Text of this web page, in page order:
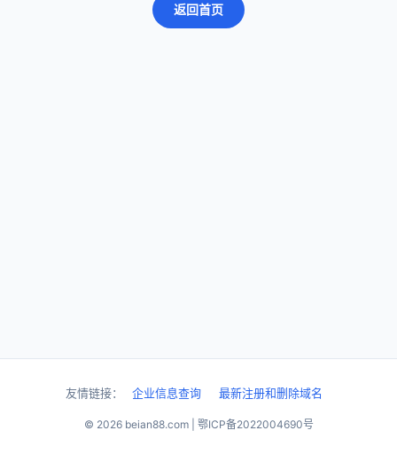
返回首页
友情链接： 企业信息查询 最新注册和删除域名
© 2026 beian88.com | 鄂ICP备2022004690号